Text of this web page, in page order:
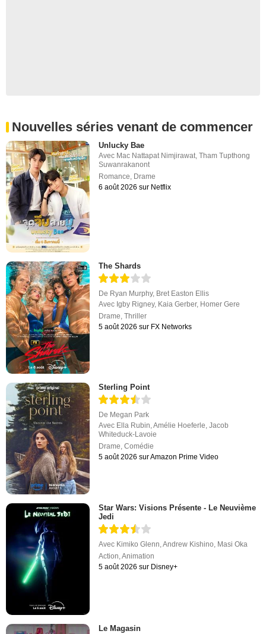
Nouvelles séries venant de commencer
Unlucky Bae
Avec Mac Nattapat Nimjirawat,Tham Tupthong
Suwanrakanont
Romance, Drame
6 août 2026 sur Netflix
The Shards
De Ryan Murphy, Bret Easton Ellis
Avec Igby Rigney, Kaia Gerber, Homer Gere
Drame,Thriller
5 août 2026 sur FX Networks
Sterling Point
De Megan Park
Avec Ella Rubin ,Amélie Hoeferle ,Jacob
Whiteduck-Lavoie
Drame ,Comédie
5 août 2026 sur Amazon Prime Video
Star Wars: Visions Présente - Le Neuvième
Jedi
Avec Kimiko Glenn,Andrew Kishino, Masi Oka
Action,Animation
5 août 2026 sur Disney+
Le Magasin